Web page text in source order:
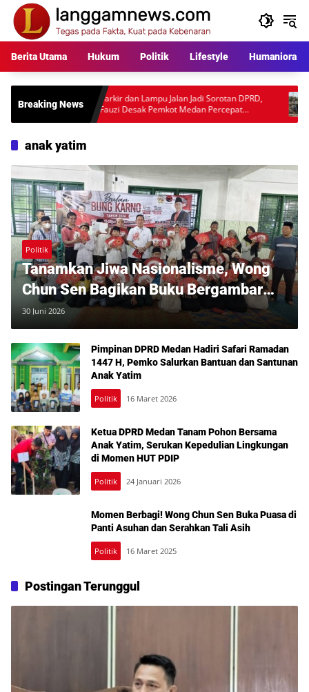
Langsung
konten
Berita Utama Hukum Politik Lifestyle Humaniora
Breaking NewsParkir dan Lampu Jalan Jadi Sorotan DPRD,
Fauzi Desak Pemkot Medan Percepat
Pembenahan
Warga
Rp397
Desakan
anak yatim
Politik
Tanamkan Jiwa Nasionalisme, Wong
Chun Sen Bagikan Buku Bergambar
Bung Karno kepada Anak Panti
30 Juni 2026
Pimpinan DPRD Medan Hadiri Safari Ramadan
1447 H, Pemko Salurkan Bantuan dan Santunan
Anak Yatim
Politik 16 Maret 2026
Ketua DPRD Medan Tanam Pohon Bersama
Anak Yatim, Serukan Kepedulian Lingkungan
di Momen HUT PDIP
Politik 24 Januari 2026
Momen Berbagi! Wong Chun Sen Buka Puasa di
Panti Asuhan dan Serahkan Tali Asih
Politik 16 Maret 2025
Postingan Terunggul